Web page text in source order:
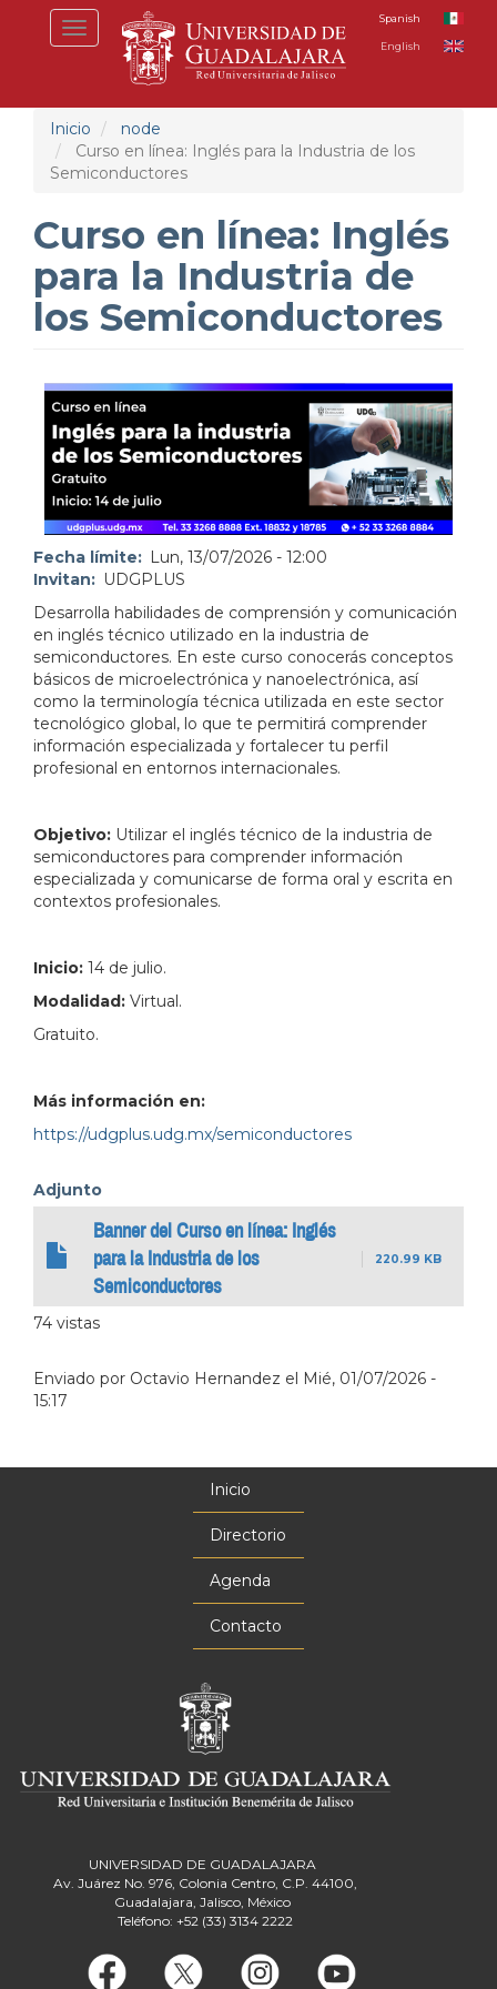
Toggle
navigation
Spanish
English
Inicio
node
Curso en línea: Inglés para la Industria de los
Semiconductores
Curso en línea: Inglés
para la Industria de
los Semiconductores
Fecha límite
Lun, 13/07/2026 - 12:00
Invitan
UDGPLUS
Desarrolla habilidades de comprensión y comunicación
en inglés técnico utilizado en la industria de
semiconductores. En este curso conocerás conceptos
básicos de microelectrónica y nanoelectrónica, así
como la terminología técnica utilizada en este sector
tecnológico global, lo que te permitirá comprender
información especializada y fortalecer tu perfil
profesional en entornos internacionales.
Objetivo: Utilizar el inglés técnico de la industria de
semiconductores para comprender información
especializada y comunicarse de forma oral y escrita en
contextos profesionales.
Inicio: 14 de julio.
Modalidad: Virtual.
Gratuito.
Más información en:
https://udgplus.udg.mx/semiconductores
Adjunto
Banner del Curso en línea: Inglés
para la Industria de los
Semiconductores
220.99 KB
74 vistas
Enviado por Octavio Hernandez el Mié, 01/07/2026 -
15:17
Inicio
Directorio
Agenda
Contacto
UNIVERSIDAD DE GUADALAJARA
Av. Juárez No. 976, Colonia Centro, C.P. 44100,
Guadalajara, Jalisco, México
Teléfono: +52 (33) 3134 2222